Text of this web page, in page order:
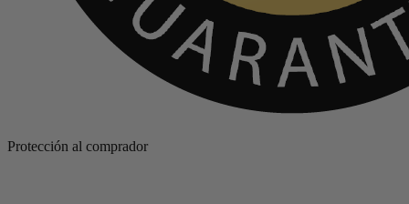
Protección al comprador